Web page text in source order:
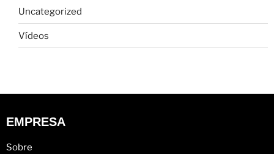
Uncategorized
Vídeos
EMPRESA
Sobre